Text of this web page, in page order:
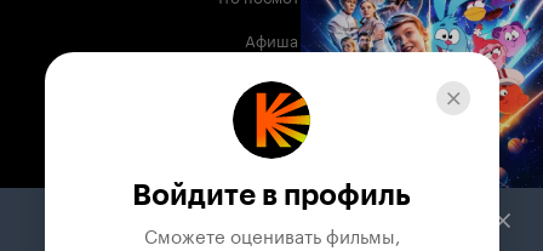
Афиша
Музыка
Телепрограмма
Служба поддержки
Войдите в профиль
Сможете оценивать фильмы,